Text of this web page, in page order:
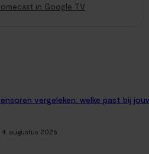
in Google TV
vergeleken: welke past bij
4. augustus 2026